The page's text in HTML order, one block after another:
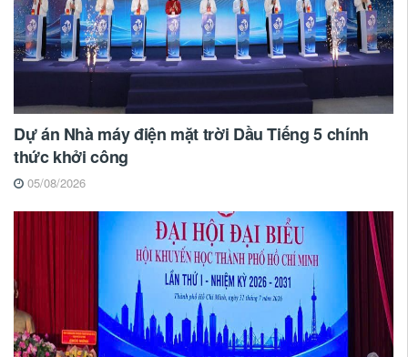
Dự án Nhà máy điện mặt trời Dầu Tiếng 5 chính
thức khởi công
05/08/2026